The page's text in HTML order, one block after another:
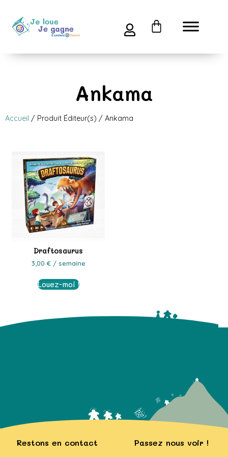
Ankama
Accueil / Produit Éditeur(s) / Ankama
Draftosaurus
3,00 €/ semaine
Louez-moi !
Restons en contact Passez nous voir !